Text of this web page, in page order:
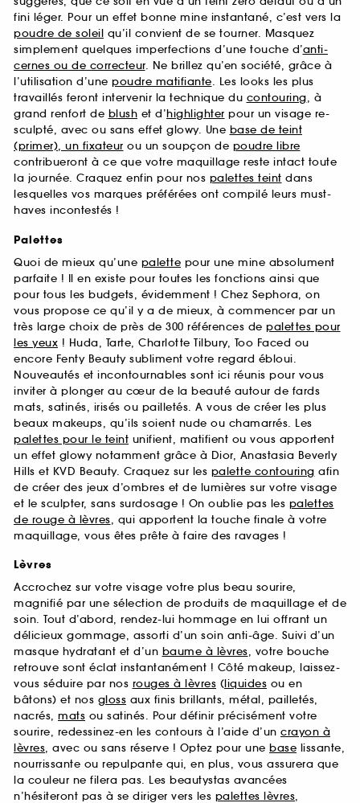
fini léger. Pour un effet bonne mine instantané, c’est vers la
poudre de soleil qu’il convient de se tourner. Masquez
simplement quelques imperfections d’une touche d’anti-
cernes ou de correcteur. Ne brillez qu’en société, grâce à
l’utilisation d’une poudre matifiante. Les looks les plus
travaillés feront intervenir la technique du contouring, à
grand renfort de blush et d’highlighter pour un visage re-
sculpté, avec ou sans effet glowy. Une base de teint
(primer), un fixateur ou un soupçon de poudre libre
contribueront à ce que votre maquillage reste intact toute
la journée. Craquez enfin pour nos palettes teint dans
lesquelles vos marques préférées ont compilé leurs must-
haves incontestés !
Palettes
Quoi de mieux qu’une palette pour une mine absolument
parfaite ! Il en existe pour toutes les fonctions ainsi que
pour tous les budgets, évidemment ! Chez Sephora, on
vous propose ce qu’il y a de mieux, à commencer par un
très large choix de près de 300 références de palettes pour
les yeux ! Huda, Tarte, Charlotte Tilbury, Too Faced ou
encore Fenty Beauty subliment votre regard ébloui.
Nouveautés et incontournables sont ici réunis pour vous
inviter à plonger au cœur de la beauté autour de fards
mats, satinés, irisés ou pailletés. A vous de créer les plus
beaux makeups, qu’ils soient nude ou chamarrés. Les
palettes pour le teint unifient, matifient ou vous apportent
un effet glowy notamment grâce à Dior, Anastasia Beverly
Hills et KVD Beauty. Craquez sur les palette contouring afin
de créer des jeux d’ombres et de lumières sur votre visage
et le sculpter, sans surdosage ! On oublie pas les palettes
de rouge à lèvres, qui apportent la touche finale à votre
maquillage, vous êtes prête à faire des ravages !
Lèvres
Accrochez sur votre visage votre plus beau sourire,
magnifié par une sélection de produits de maquillage et de
soin. Tout d’abord, rendez-lui hommage en lui offrant un
délicieux gommage, assorti d’un soin anti-âge. Suivi d’un
masque hydratant et d’un baume à lèvres, votre bouche
retrouve sont éclat instantanément ! Côté makeup, laissez-
vous séduire par nos rouges à lèvres (liquides ou en
bâtons) et nos gloss aux finis brillants, métal, pailletés,
nacrés, mats ou satinés. Pour définir précisément votre
sourire, redessinez-en les contours à l’aide d’un crayon à
lèvres, avec ou sans réserve ! Optez pour une base lissante,
nourrissante ou repulpante qui, en plus, vous assurera que
la couleur ne filera pas. Les beautystas avancées
n’hésiteront pas à se diriger vers les palettes lèvres,